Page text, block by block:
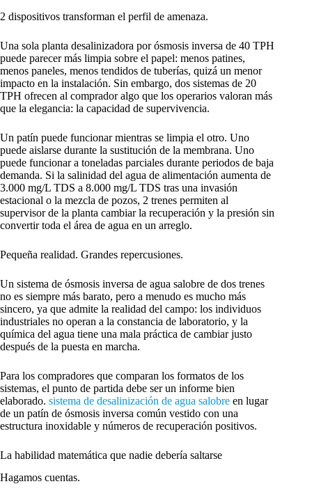
2 dispositivos transforman el perfil de amenaza.
Una sola planta desalinizadora por ósmosis inversa de 40 TPH
puede parecer más limpia sobre el papel: menos patines,
menos paneles, menos tendidos de tuberías, quizá un menor
impacto en la instalación. Sin embargo, dos sistemas de 20
TPH ofrecen al comprador algo que los operarios valoran más
que la elegancia: la capacidad de supervivencia.
Un patín puede funcionar mientras se limpia el otro. Uno
puede aislarse durante la sustitución de la membrana. Uno
puede funcionar a toneladas parciales durante periodos de baja
demanda. Si la salinidad del agua de alimentación aumenta de
3.000 mg/L TDS a 8.000 mg/L TDS tras una invasión
estacional o la mezcla de pozos, 2 trenes permiten al
supervisor de la planta cambiar la recuperación y la presión sin
convertir toda el área de agua en un arreglo.
Pequeña realidad. Grandes repercusiones.
Un sistema de ósmosis inversa de agua salobre de dos trenes
no es siempre más barato, pero a menudo es mucho más
sincero, ya que admite la realidad del campo: los individuos
industriales no operan a la constancia de laboratorio, y la
química del agua tiene una mala práctica de cambiar justo
después de la puesta en marcha.
Para los compradores que comparan los formatos de los
sistemas, el punto de partida debe ser un informe bien
elaborado. sistema de desalinización de agua salobre en lugar
de un patín de ósmosis inversa común vestido con una
estructura inoxidable y números de recuperación positivos.
La habilidad matemática que nadie debería saltarse
Hagamos cuentas.